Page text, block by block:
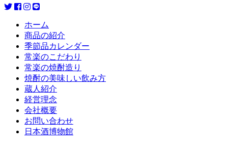
ホーム
商品の紹介
季節品カレンダー
常楽のこだわり
常楽の焼酎造り
焼酎の美味しい飲み方
蔵人紹介
経営理念
会社概要
お問い合わせ
日本酒博物館